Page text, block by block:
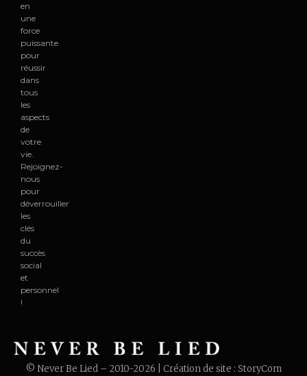
en
une
force
puissante
pour
réussir
dans
tous
les
aspects
de
votre
vie.
Rejoignez-
nous
pour
déverrouiller
les
clés
du
succès
social
et
personnel
!
© Never Be Lied – 2010-2026 | Création de site : StoryCom